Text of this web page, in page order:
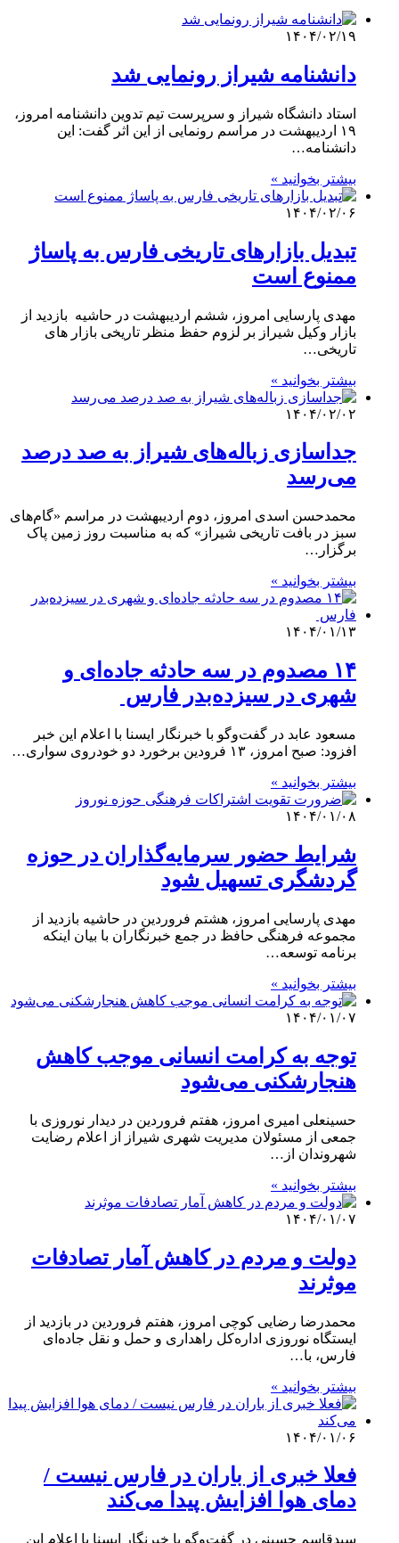
۱۴۰۴/۰۲/۱۹
دانشنامه شیراز رونمایی شد
استاد دانشگاه شیراز و سرپرست تیم تدوین دانشنامه امروز،
۱۹ اردیبهشت در مراسم رونمایی از این اثر گفت: این
دانشنامه…
بیشتر بخوانید »
۱۴۰۴/۰۲/۰۶
تبدیل بازارهای تاریخی فارس به پاساژ
ممنوع است
مهدی پارسایی امروز، ششم اردیبهشت در حاشیه بازدید از
بازار وکیل شیراز بر لزوم حفظ منظر تاریخی بازار های
تاریخی…
بیشتر بخوانید »
۱۴۰۴/۰۲/۰۲
جداسازی زباله‌های شیراز به صد درصد
می‌رسد
محمدحسن اسدی امروز، دوم اردیبهشت در مراسم «گام‌های
سبز در بافت تاریخی شیراز» که به مناسبت روز زمین پاک
برگزار…
بیشتر بخوانید »
۱۴۰۴/۰۱/۱۳
۱۴ مصدوم در سه حادثه جاده‌ای و
شهری در سیزده‌بدر فارس
مسعود عابد در گفت‌وگو با خبرنگار ایسنا با اعلام این خبر
افزود: صبح امروز، ۱۳ فرودین برخورد دو خودروی سواری…
بیشتر بخوانید »
۱۴۰۴/۰۱/۰۸
شرایط حضور سرمایه‌گذاران در حوزه
گردشگری تسهیل شود
مهدی پارسایی امروز، هشتم فروردین در حاشیه بازدید از
مجموعه فرهنگی حافظ در جمع خبرنگاران با بیان اینکه
برنامه توسعه…
بیشتر بخوانید »
۱۴۰۴/۰۱/۰۷
توجه به کرامت انسانی موجب کاهش
هنجارشکنی می‌شود
حسینعلی امیری امروز، هفتم فروردین در دیدار نوروزی با
جمعی از مسئولان مدیریت شهری شیراز از اعلام رضایت
شهروندان از…
بیشتر بخوانید »
۱۴۰۴/۰۱/۰۷
دولت و مردم در کاهش آمار تصادفات
موثرند
محمدرضا رضایی کوچی امروز، هفتم فروردین در بازدید از
ایستگاه نوروزی اداره‌کل راهداری و حمل و نقل جاده‌ای
فارس، با…
بیشتر بخوانید »
۱۴۰۴/۰۱/۰۶
فعلا خبری از باران در فارس نیست /
دمای هوا افزایش پیدا می‌کند
سیدقاسم حسینی در گفت‌وگو با خبرنگار ایسنا با اعلام این